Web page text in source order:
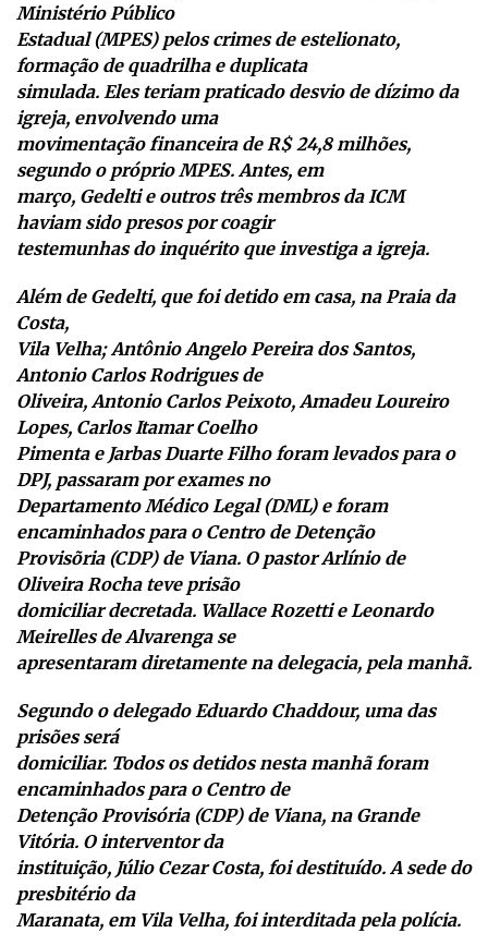
Ministério Público
Estadual (MPES) pelos crimes de estelionato,
formação de quadrilha e duplicata
simulada. Eles teriam praticado desvio de dízimo da
igreja, envolvendo uma
movimentação financeira de R$ 24,8 milhões,
segundo o próprio MPES. Antes, em
março, Gedelti e outros três membros da ICM
haviam sido presos por coagir
testemunhas do inquérito que investiga a igreja.
Além de Gedelti, que foi detido em casa, na Praia da
Costa,
Vila Velha; Antônio Angelo Pereira dos Santos,
Antonio Carlos Rodrigues de
Oliveira, Antonio Carlos Peixoto, Amadeu Loureiro
Lopes, Carlos Itamar Coelho
Pimenta e Jarbas Duarte Filho foram levados para o
DPJ, passaram por exames no
Departamento Médico Legal (DML) e foram
encaminhados para o Centro de Detenção
Provisõria (CDP) de Viana. O pastor Arlínio de
Oliveira Rocha teve prisão
domiciliar decretada. Wallace Rozetti e Leonardo
Meirelles de Alvarenga se
apresentaram diretamente na delegacia, pela manhã.
Segundo o delegado Eduardo Chaddour, uma das
prisões será
domiciliar. Todos os detidos nesta manhã foram
encaminhados para o Centro de
Detenção Provisória (CDP) de Viana, na Grande
Vitória. O interventor da
instituição, Júlio Cezar Costa, foi destituído. A sede do
presbitério da
Maranata, em Vila Velha, foi interditada pela polícia.